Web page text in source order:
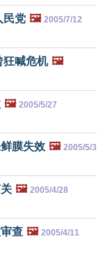
民党 🖼️ 2005/7/12
狂喊危机 🖼️
🖼️ 2005/5/27
膜失效 🖼️ 2005/5/3
🖼️ 2005/4/28
查 🖼️ 2005/4/11